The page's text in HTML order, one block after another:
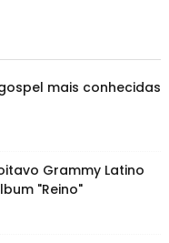
mais conhecidas
Grammy Latino
"Reino"